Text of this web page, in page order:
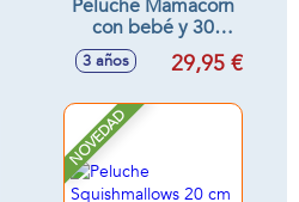
Peluche Mamacorn
con bebé y 30
sorpresas -
Modelos surtidos
3 años 29,95 €
NOVEDAD